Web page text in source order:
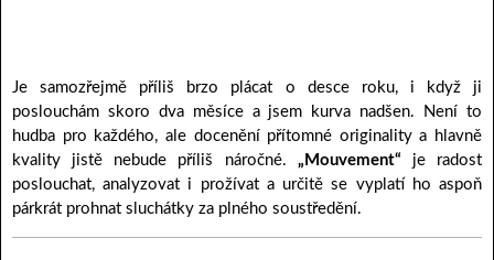
Je samozřejmě příliš brzo plácat o desce roku, i když ji
poslouchám skoro dva měsíce a jsem kurva nadšen. Není to
hudba pro každého, ale docenění přítomné originality a hlavně
kvality jistě nebude příliš náročné. „Mouvement“ je radost
poslouchat, analyzovat i prožívat a určitě se vyplatí ho aspoň
párkrát prohnat sluchátky za plného soustředění.